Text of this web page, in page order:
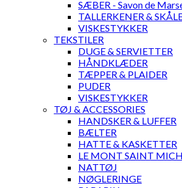
SÆBER - Savon de
TALLERKENER &
VISKESTYKKER
TEKSTILER
DUGE & SERVIETTER
HÅNDKLÆDER
TÆPPER & PLAIDER
PUDER
VISKESTYKKER
TØJ & ACCESSORIES
HANDSKER & LUFFER
BÆLTER
HATTE & KASKETTER
LE MONT SAINT
NATTØJ
NØGLERINGE